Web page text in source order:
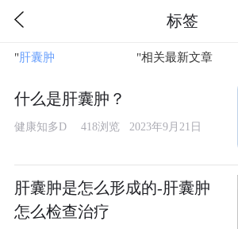
标签
"肝囊肿 "相关最新文章
什么是肝囊肿？
健康知多D 418浏览 2023年9月21日
肝囊肿是怎么形成的-肝囊肿
怎么检查治疗